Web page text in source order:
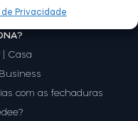
de Privacidade
| Casa
com as fechaduras